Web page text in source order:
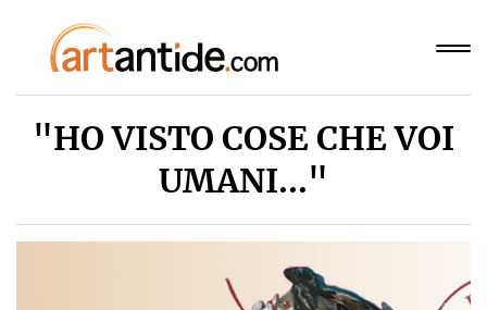
"HO VISTO COSE CHE VOI
UMANI..."